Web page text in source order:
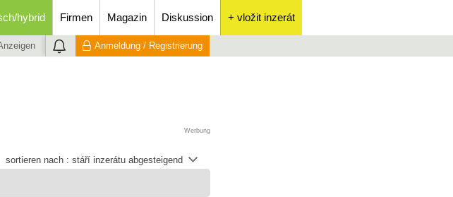
hybrid Firmen Magazin Diskussion + vložit inzerát
Anmeldung / Registrierung
Werbung
sortieren nach : stáří inzerátu abgesteigend